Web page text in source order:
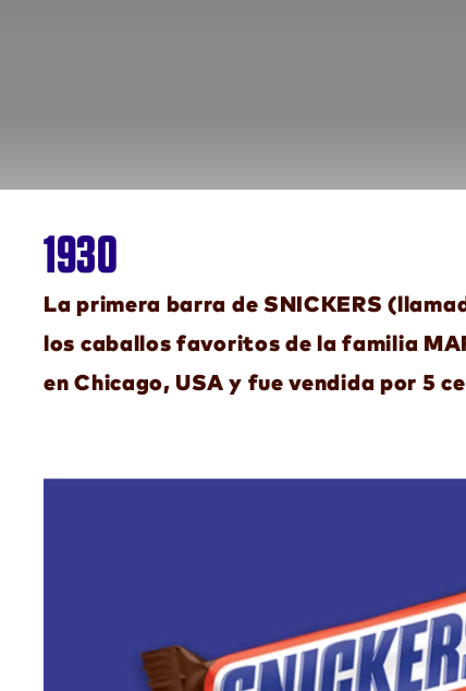
1930
La primera barra de SNICKERS
los caballos favoritos de la familia
en Chicago, USA y fue vendida por 5